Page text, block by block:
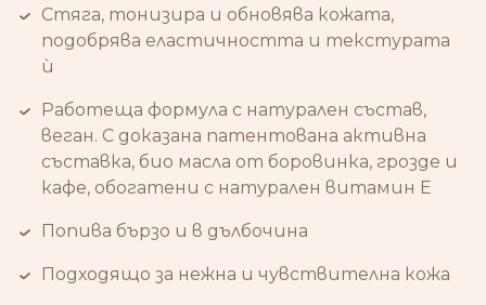
Стяга, тонизира и обновява кожата,
подобрява еластичността и текстурата
ѝ
Работеща формула с натурален състав,
веган. С доказана патентована активна
съставка, био масла от боровинка, грозде и
кафе, обогатени с натурален витамин Е
Попива бързо и в дълбочина
Подходящо за нежна и чувствителна кожа